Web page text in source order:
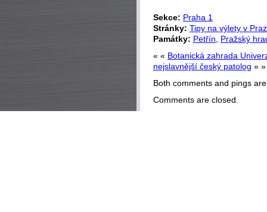
Sekce: Praha 1
Stránky: Tipy na výlety v
Památky: Petřín
Pražský
« « Botanická zahrada
nejslavnější český patolog » »
Both comments and pings
Comments are closed.